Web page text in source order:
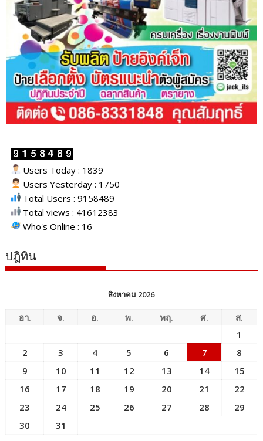
Users Today : 1839
Users Yesterday : 1750
Total Users : 9158489
Total views : 41612383
Who's Online : 16
ปฎิทิน
สิงหาคม 2026
อา. จ. อ. พ. พฤ. ศ.
ส.
1
2
3 4 5 6 7
8
9
10 11 12 13 14
15
16
17 18 19 20 21
22
23
24 25 26 27 28
29
30
31